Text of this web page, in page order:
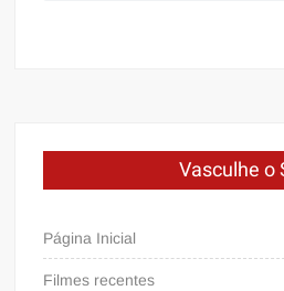
Vasculhe o
Página Inicial
Filmes recentes